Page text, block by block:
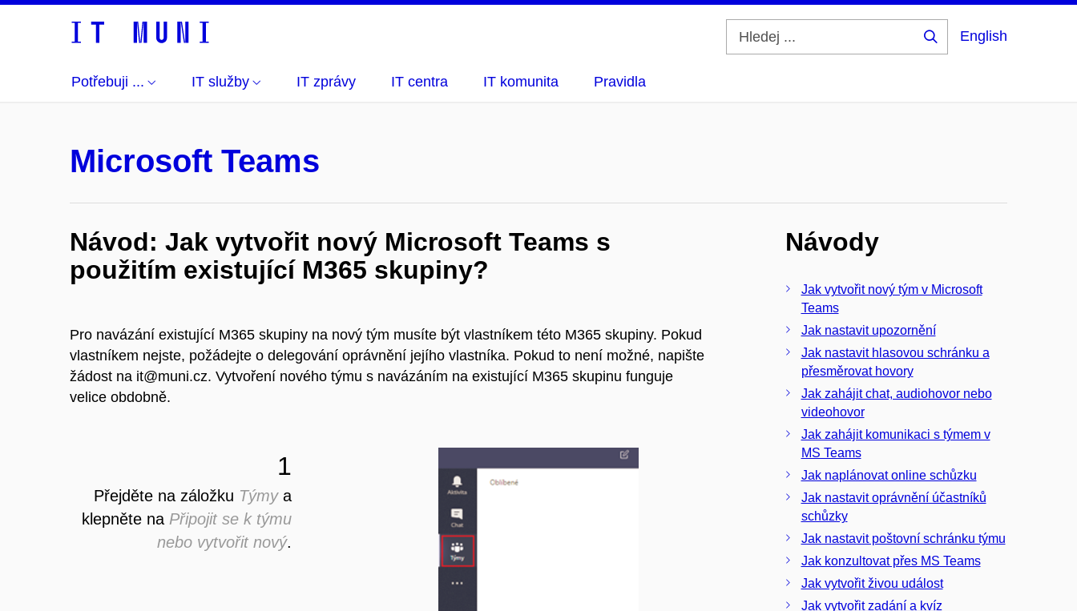
English
Potřebuji ... IT služby IT zprávy IT centra IT komunita Pravidla
Microsoft Teams
Návod: Jak vytvořit nový Microsoft Teams s
použitím existující M365 skupiny?
Pro navázání existující M365 skupiny na nový tým musíte být vlastníkem této M365 skupiny. Pokud
vlastníkem nejste, požádejte o delegování oprávnění jejího vlastníka. Pokud to není možné, napište
žádost na it@muni.cz. Vytvoření nového týmu s navázáním na existující M365 skupinu funguje
velice obdobně.
1
Přejděte na záložku Týmya
klepněte na Připojit se k týmu
nebo vytvořit nový.
Návody
Jak vytvořit nový tým v Microsoft
Teams
Jak nastavit upozornění
Jak nastavit hlasovou schránku a
přesměrovat hovory
Jak zahájit chat, audiohovor nebo
videohovor
Jak zahájit komunikaci s týmem v
MS Teams
Jak naplánovat online schůzku
Jak nastavit oprávnění účastníků
schůzky
Jak nastavit poštovní schránku týmu
Jak konzultovat přes MS Teams
Jak vytvořit živou událost
Jak vytvořit zadání a kvíz